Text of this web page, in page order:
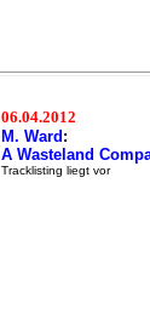
06.04.2012
M. Ward :
A Wasteland
Tracklisting liegt vor